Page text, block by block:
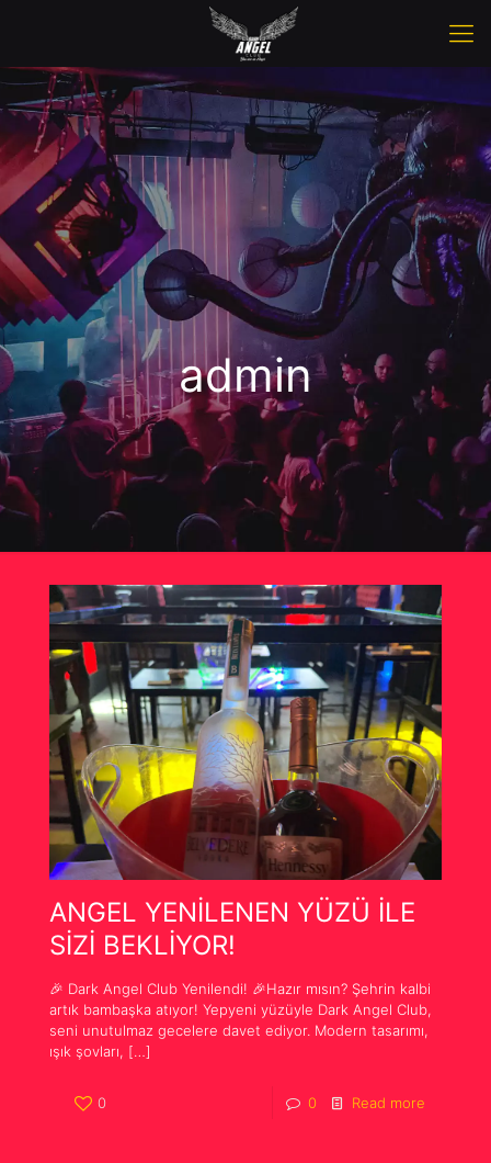
admin
ANGEL YENİLENEN YÜZÜ İLE
SİZİ BEKLİYOR!
🎉 Dark Angel Club Yenilendi! 🎉Hazır mısın? Şehrin kalbi
artık bambaşka atıyor! Yepyeni yüzüyle Dark Angel Club,
seni unutulmaz gecelere davet ediyor. Modern tasarımı,
ışık şovları, […]
0 0 Read more